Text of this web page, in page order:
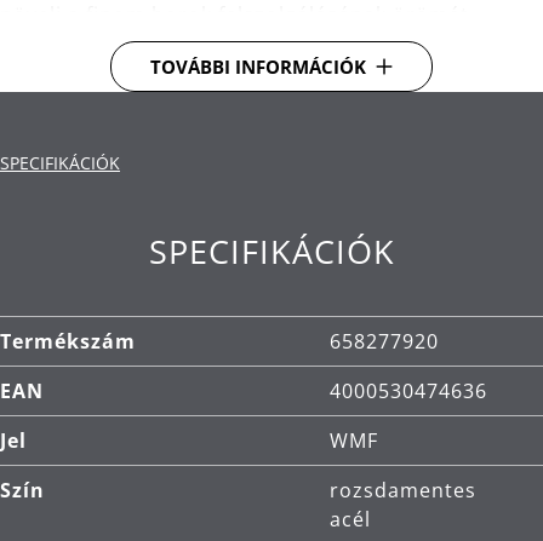
Pincérkés 3az1-ben: dugóhúzó, fóliavágó és
A hosszú dugók problémamentes eltávolításához
kétlépcsős karos dugóhúzóval rendelkezik.
TOVÁBBI INFORMÁCIÓK
SPECIFIKÁCIÓK
SPECIFIKÁCIÓK
Termékszám
658277920
EAN
4000530474636
Jel
WMF
Szín
rozsdamentes
acél